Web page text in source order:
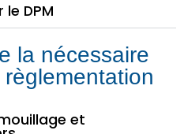
DPM
la nécessaire
et